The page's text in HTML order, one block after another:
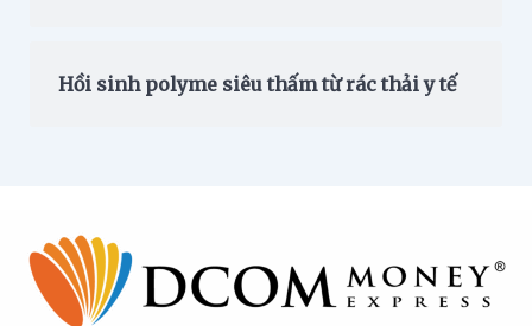
Hồi sinh polyme siêu thấm từ rác thải y tế